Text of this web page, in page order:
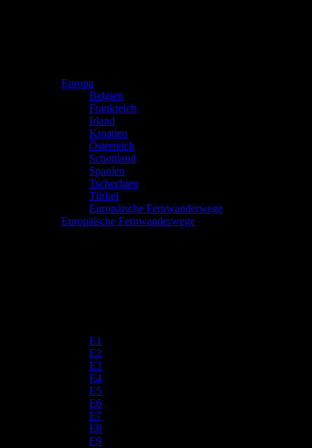
Europa
Belgien
Frankreich
Irland
Kroatien
Österreich
Schottland
Spanien
Tschechien
Türkei
Europäische Fernwanderwege
Europäische Fernwanderwege
E1
E2
E3
E4
E5
E6
E7
E8
E9